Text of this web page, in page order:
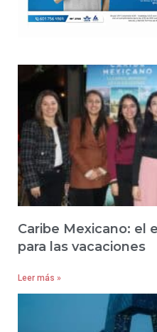
Caribe Mexicano: el
para las vacaciones
Leer más »